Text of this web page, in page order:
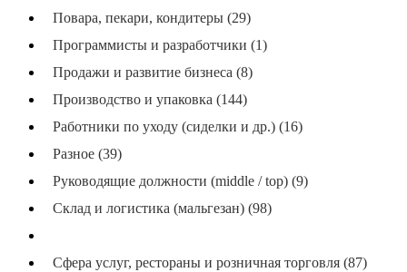
Повара, пекари, кондитеры (29)
Программисты и разработчики (1)
Продажи и развитие бизнеса (8)
Производство и упаковка (144)
Работники по уходу (сиделки и др.) (16)
Разное (39)
Руководящие должности (middle / top) (9)
Склад и логистика (мальгезан) (98)
Сфера услуг, рестораны и розничная торговля (87)